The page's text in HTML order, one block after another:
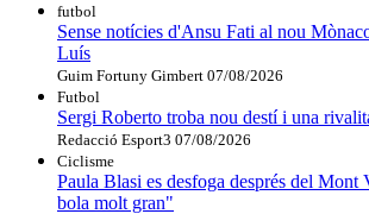
futbol
Sense notícies d'Ansu Fati al nou
Luís
Guim Fortuny Gimbert 07/08/2026
Futbol
Sergi Roberto troba nou destí i una
Redacció Esport3 07/08/2026
Ciclisme
Paula Blasi es desfoga després del Mont
bola molt gran"